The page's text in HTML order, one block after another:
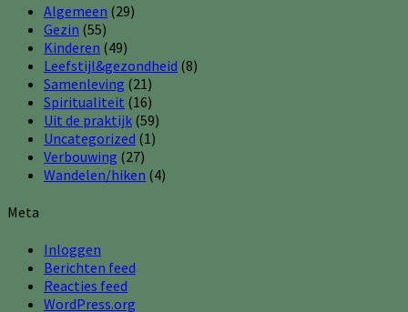
Algemeen (29)
Gezin (55)
Kinderen (49)
Leefstijl&gezondheid (8)
Samenleving (21)
Spiritualiteit (16)
Uit de praktijk (59)
Uncategorized (1)
Verbouwing (27)
Wandelen/hiken (4)
Meta
Inloggen
Berichten feed
Reacties feed
WordPress.org